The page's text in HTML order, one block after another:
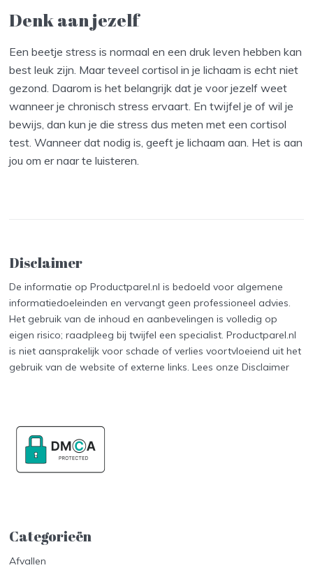
Denk aan jezelf
Een beetje stress is normaal en een druk leven hebben kan
best leuk zijn. Maar teveel cortisol in je lichaam is echt niet
gezond. Daarom is het belangrijk dat je voor jezelf weet
wanneer je chronisch stress ervaart. En twijfel je of wil je
bewijs, dan kun je die stress dus meten met een cortisol
test. Wanneer dat nodig is, geeft je lichaam aan. Het is aan
jou om er naar te luisteren.
Disclaimer
De informatie op Productparel.nl is bedoeld voor algemene
informatiedoeleinden en vervangt geen professioneel advies.
Het gebruik van de inhoud en aanbevelingen is volledig op
eigen risico; raadpleeg bij twijfel een specialist. Productparel.nl
is niet aansprakelijk voor schade of verlies voortvloeiend uit het
gebruik van de website of externe links. Lees onzeDisclaimer
Categorieën
Afvallen